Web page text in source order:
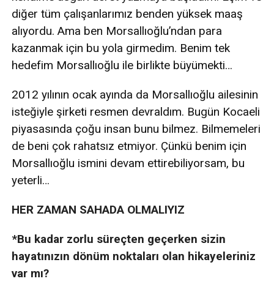
diğer tüm çalışanlarımız benden yüksek maaş
alıyordu. Ama ben Morsallıoğlu’ndan para
kazanmak için bu yola girmedim. Benim tek
hedefim Morsallıoğlu ile birlikte büyümekti…
2012 yılının ocak ayında da Morsallıoğlu ailesinin
isteğiyle şirketi resmen devraldım. Bugün Kocaeli
piyasasında çoğu insan bunu bilmez. Bilmemeleri
de beni çok rahatsız etmiyor. Çünkü benim için
Morsallıoğlu ismini devam ettirebiliyorsam, bu
yeterli…
HER ZAMAN SAHADA OLMALIYIZ
*Bu kadar zorlu süreçten geçerken sizin
hayatınızın dönüm noktaları olan hikayeleriniz
var mı?